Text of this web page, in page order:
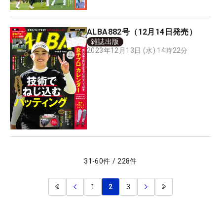
ALBA882号（12月14日発売）
雑誌出版
2023年12月13日 (水) 14時22分
31 -60件 / 228件
1 2 3